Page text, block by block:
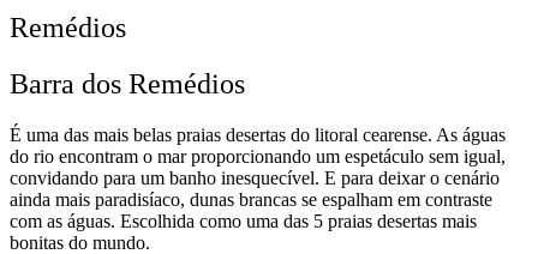
Remédios
Barra dos Remédios
É uma das mais belas praias desertas do litoral cearense. As águas
do rio encontram o mar proporcionando um espetáculo sem igual,
convidando para um banho inesquecível. E para deixar o cenário
ainda mais paradisíaco, dunas brancas se espalham em contraste
com as águas. Escolhida como uma das 5 praias desertas mais
bonitas do mundo.